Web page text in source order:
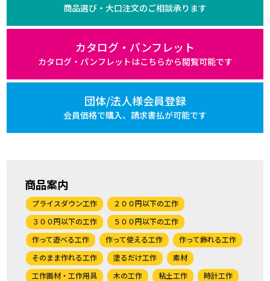
商品選び・大口注文のご相談承ります
カタログ・パンフレット
カタログ・パンフレットはこちらから閲覧可能です
団体/法人様会員登録
会員価格で購入、 請求書払が可能です
商品案内
プライスダウン工作
２００円以下の工作
３００円以下の工作
５００円以下の工作
作って遊べる工作
作って使える工作
作って飾れる工作
そのまま作れる工作
塗るだけ工作
素材
工作画材・工作用具
木の工作 粘土工作
時計工作